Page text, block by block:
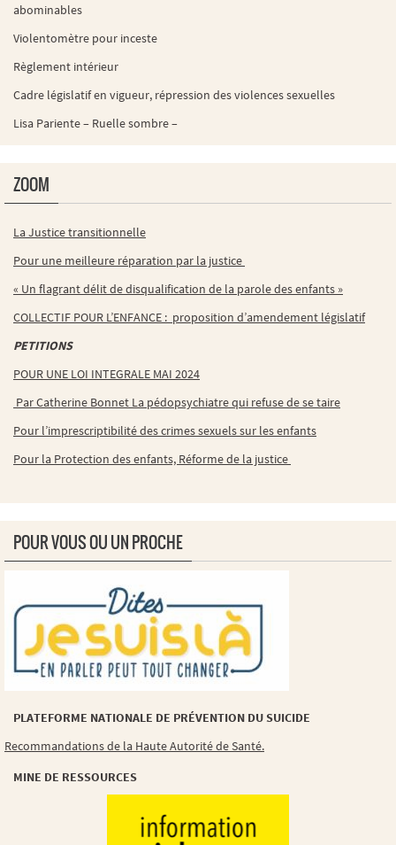
abominables
Violentomètre pour inceste
Règlement intérieur
Cadre législatif en vigueur, répression des violences sexuelles
Lisa Pariente – Ruelle sombre –
ZOOM
La Justice transitionnelle
Pour une meilleure réparation par la justice
« Un flagrant délit de disqualification de la parole des enfants »
COLLECTIF POUR L’ENFANCE : proposition d’amendement législatif
PETITIONS
POUR UNE LOI INTEGRALE MAI 2024
Par Catherine Bonnet La pédopsychiatre qui refuse de se taire
Pour l’imprescriptibilité des crimes sexuels sur les enfants
Pour la Protection des enfants, Réforme de la justice
POUR VOUS OU UN PROCHE
PLATEFORME NATIONALE DE PRÉVENTION DU SUICIDE
Recommandations de la Haute Autorité de Santé.
MINE DE RESSOURCES